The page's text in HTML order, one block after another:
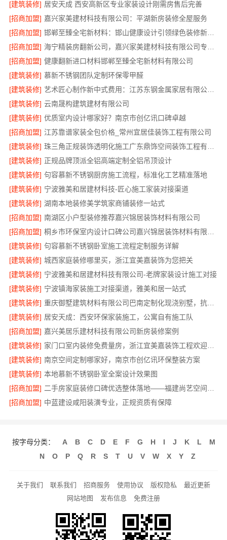
[建筑装修] 居安天成 西安高新区专业家装设计刚需房售后完善
[招商加盟] 嘉兴家美建材科技有限公司：平湖新房装修全屋服务
[招商加盟]
邯郸至臻全宅新材料：邯山健康设计引领绿色装修新风尚
[招商加盟]
[招商加盟] 健康翻新进口材料邯郸至臻全宅新材料有限公司
[建筑装修] 慕新不锈钢团队定制环保零甲醛
[建筑装修]
艺术匠心制作新中式费用：江苏东钢金属家居有限公司详解
[建筑装修] 云南晟构建筑建材有限公司
[建筑装修] 优质室内设计哪家好？南京市创亿讯口碑卓越
[招商加盟] 江苏靠谱家装全包价格_常州宜居佳装饰工程有限公司
[建筑装修]
[建筑装修] 正规品牌顶派全铝高端定制全铝吊顶设计
[建筑装修] 句容慕新不锈钢厨房施工流程，标准化工艺精准落地
[建筑装修] 宁波雅美和居建材科技-匠心施工家装对接渠道
[建筑装修] 湖南本地装修美学筑家商铺装修一站式
[招商加盟] 南湖区小户型装修推荐嘉兴锦居装饰材料有限公司
[招商加盟]
[建筑装修] 句容慕新不锈钢卧室施工流程定制服务详解
[建筑装修] 城西家庭装修哪里买，浙江宜美嘉装饰为您把关
[建筑装修] 宁波雅美和居建材科技有限公司-老牌家装设计施工对接
[建筑装修] 宁波镇海家装施工对接渠道，雅美和居一站式
[建筑装修]
重庆御墅建筑材料有限公司巴南定制化现浇别墅，抗震防风
[建筑装修] 居安天成：西安环保家装施工，公寓自有施工队
[招商加盟] 嘉兴美居乐建材科技有限公司新房装修案例
[建筑装修]
[建筑装修] 南京空间定制哪家好，南京市创亿讯环保整装方案
[建筑装修] 本地慕新不锈钢卧室全案设计效果图
[招商加盟]
[招商加盟] 中蓝建设咸阳装潢专业，正规资质有保障
按字母分类： A B C D E F G H I J K L
M
N
O P Q R S T U V W X Y Z
关于我们 联系我们 招商服务 使用协议 版权隐私
最近更新
网站地图
发布信息 免费注册